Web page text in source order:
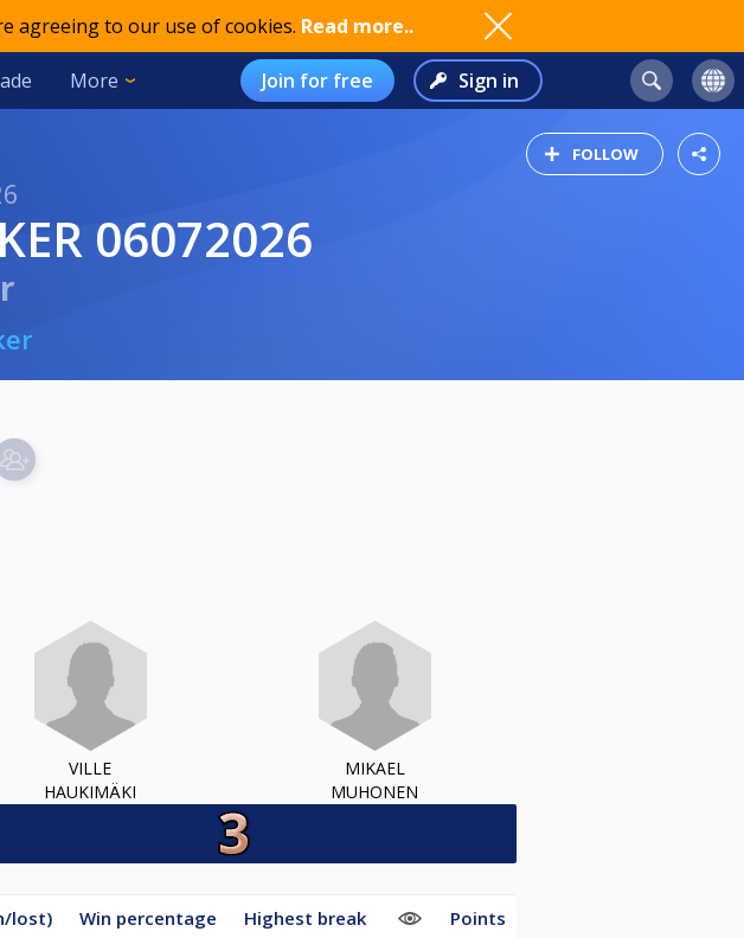
agreeing to our use of cookies. Read more..
More Join for free Sign in
FOLLOW
06072026
VILLE
HAUKIMÄKI
MIKAEL
MUHONEN
lost) Win percentage Highest break Points